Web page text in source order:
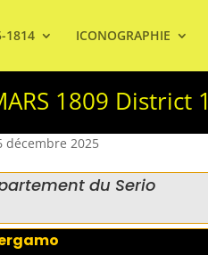
1814 ICONOGRAPHIE
1809 District 1
décembre 2025
du Serio